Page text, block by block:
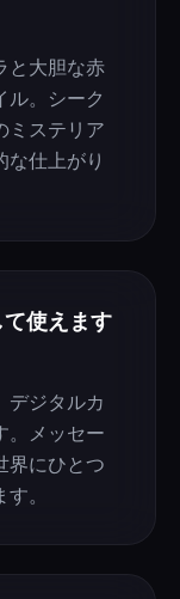
と大胆な赤
ル。シーク
ミステリア
な仕上がり
使えます
デジタルカ
。メッセー
界にひとつ
。